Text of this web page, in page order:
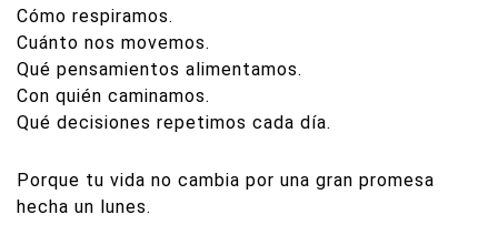
Cómo respiramos.
Cuánto nos movemos.
Qué pensamientos alimentamos.
Con quién caminamos.
Qué decisiones repetimos cada día.
Porque tu vida no cambia por una gran promesa
hecha un lunes.